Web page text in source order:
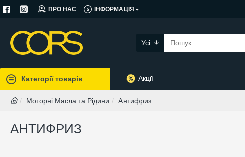
ПРО НАС ІНФОРМАЦІЯ
Усі
Категорії товарів Акції
Моторні Масла та Рідини Антифриз
АНТИФРИЗ